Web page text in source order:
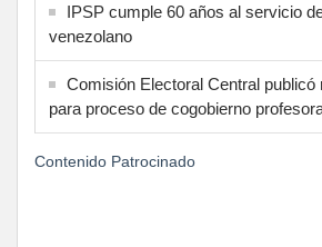
IPSP cumple 60 años al servicio
venezolano
Comisión Electoral Central publicó
para proceso de cogobierno
Contenido Patrocinado